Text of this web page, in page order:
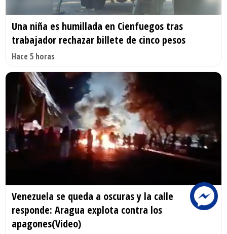
Una niña es humillada en Cienfuegos tras
trabajador rechazar billete de cinco pesos
Hace 5 horas
Venezuela se queda a oscuras y la calle
responde: Aragua explota contra los
apagones(Video)